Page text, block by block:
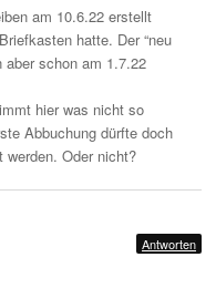
am 10.6.22 erstellt
hatte. Der “neu
aber schon am 1.7.22
hier was nicht so
Abbuchung dürfte doch
Oder nicht?
Antworten